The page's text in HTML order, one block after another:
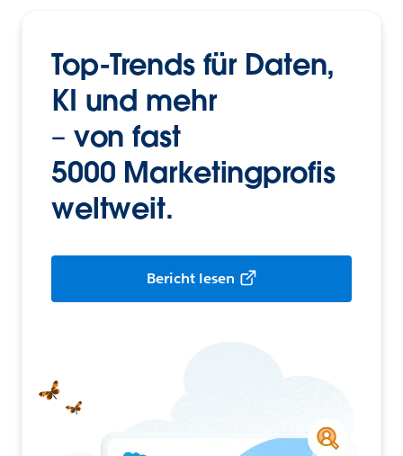
Top-Trends für Daten,
KI und mehr
– von fast
5000 Marketingprofis
weltweit.
Bericht lesen